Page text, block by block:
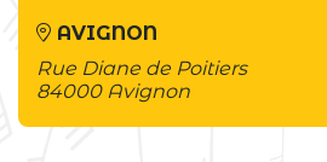
AVIGNON
Rue Diane de Poitiers
84000 Avignon